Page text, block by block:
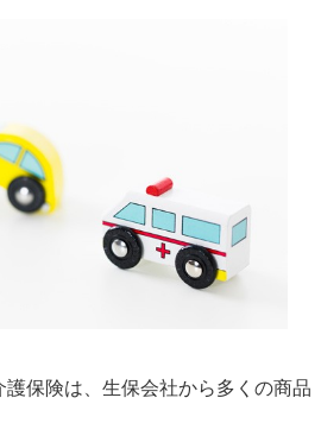
護保険は、生保会社から多くの商品